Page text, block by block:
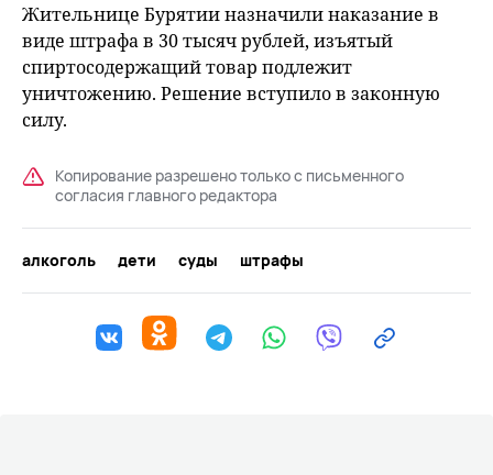
Жительнице Бурятии назначили наказание в
виде штрафа в 30 тысяч рублей, изъятый
спиртосодержащий товар подлежит
уничтожению. Решение вступило в законную
силу.
Копирование разрешено только с письменного
согласия главного редактора
алкоголь дети суды штрафы